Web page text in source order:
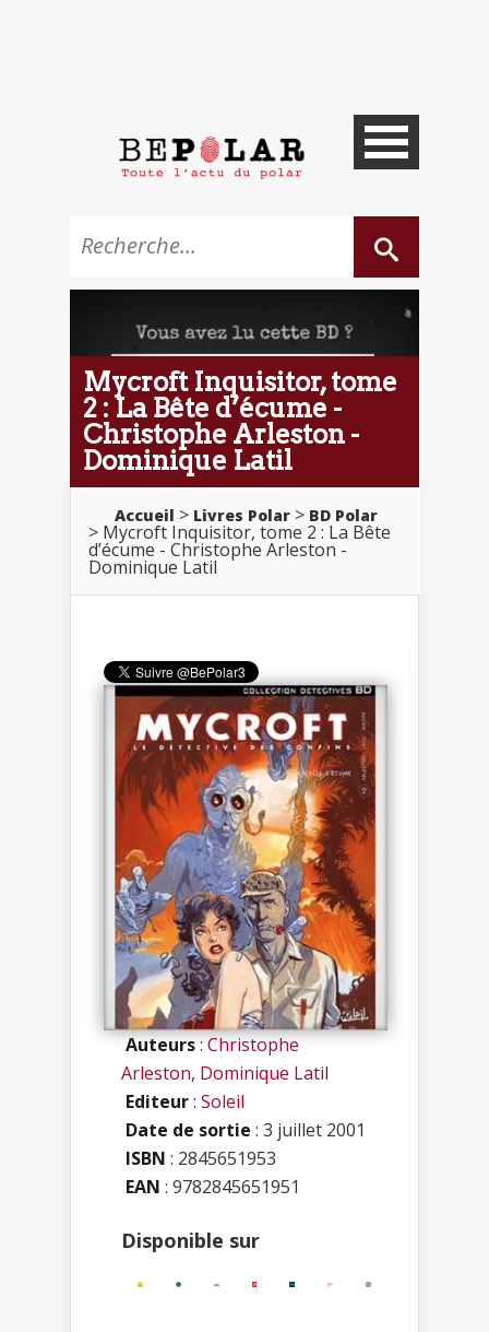
Mycroft Inquisitor, tome
2 : La Bête d’écume -
Christophe Arleston -
Dominique Latil
Accueil Livres Polar BD Polar
Mycroft Inquisitor, tome 2 : La Bête
d’écume - Christophe Arleston -
Dominique Latil
Auteurs:Christophe
Arleston, Dominique Latil
Editeur: Soleil
Date de sortie : 3 juillet 2001
ISBN : 2845651953
EAN : 9782845651951
Disponible sur